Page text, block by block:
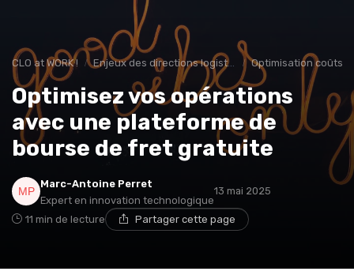
CLO at WORK ! Enjeux des directions logistiques Optimisation coûts
Optimisez vos opérations
avec une plateforme de
bourse de fret gratuite
Marc-Antoine Perret
Expert en innovation technologique
13 mai 2025
11 min de lecture Partager cette page